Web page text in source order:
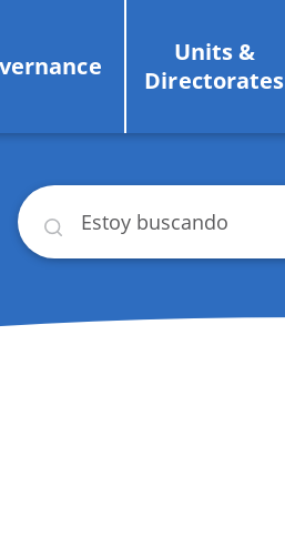
Units &
Directorates
Buscar